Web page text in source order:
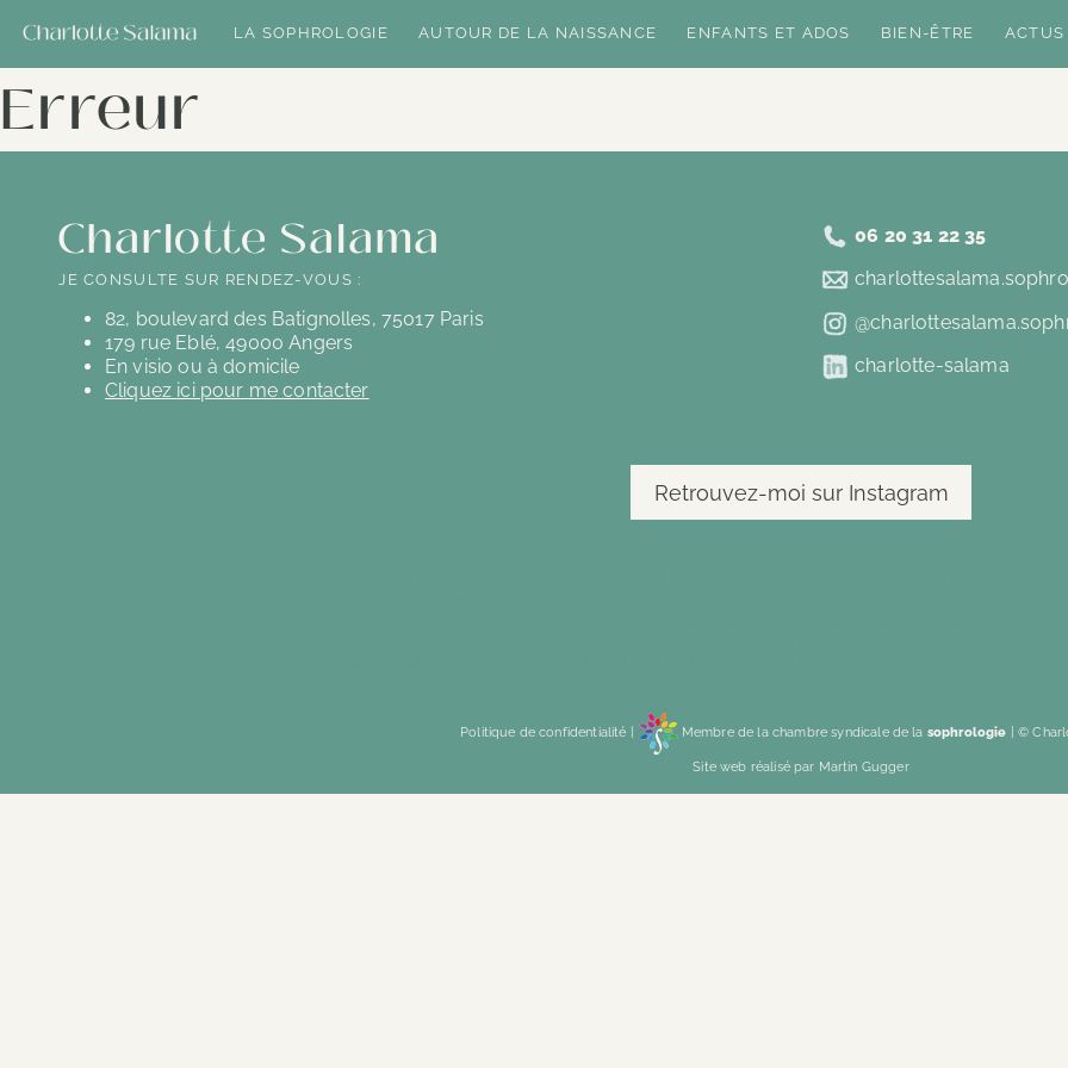
LA SOPHROLOGIE AUTOUR DE LA NAISSANCE ENFANTS ET ADOS BIEN-ÊTRE
Erreur
Charlotte Salama
JE CONSULTE SUR RENDEZ-VOUS :
82, boulevard des Batignolles, 75017 Paris
179 rue Eblé, 49000 Angers
En visio ou à domicile
Cliquez ici pour me contacter
06 20 31 22 35
charlotte-salama
Retrouvez-moi sur Instagram
Politique de confidentialité Membre de la chambre syndicale de la sophrologie | ©
Site web réalisé par Martin Gugger